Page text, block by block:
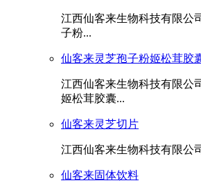
江西仙客来生物科技有限公
子粉...
仙客来灵芝孢子粉姬松茸胶
江西仙客来生物科技有限公
姬松茸胶囊...
仙客来灵芝切片
江西仙客来生物科技有限公
仙客来固体饮料